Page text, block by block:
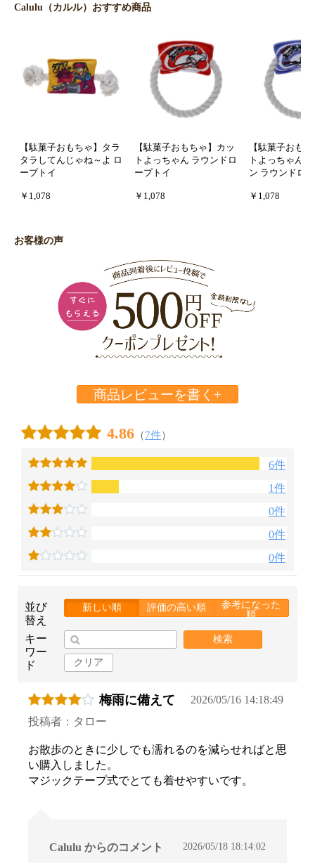
Calulu（カルル）おすすめ商品
【駄菓子おもちゃ】タラ
タラしてんじゃね～よ ロ
ープトイ
￥1,078
【駄菓子おもちゃ】カッ
トよっちゃん ラウンドロ
ープトイ
￥1,078
【駄菓子おも
トよっちゃん
ン ラウンドロ
￥1,078
お客様の声
商品レビューを書く+
4.86 （7件）
6件
1件
0件
0件
0件
並び
替え
新しい順 評価の高い順
参考になった
順
キー
ワー
ド
検索
クリア
梅雨に備えて
2026/05/16 14:18:49
投稿者：タロー
お散歩のときに少しでも濡れるのを減らせればと思
い購入しました。
マジックテープ式でとても着せやすいです。
Calulu からのコメント 2026/05/18 18:14:02